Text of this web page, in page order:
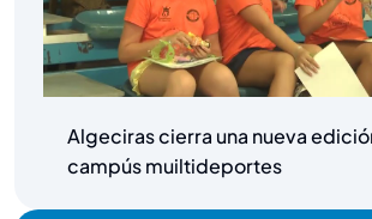
Algeciras cierra una nueva
campús muiltideportes